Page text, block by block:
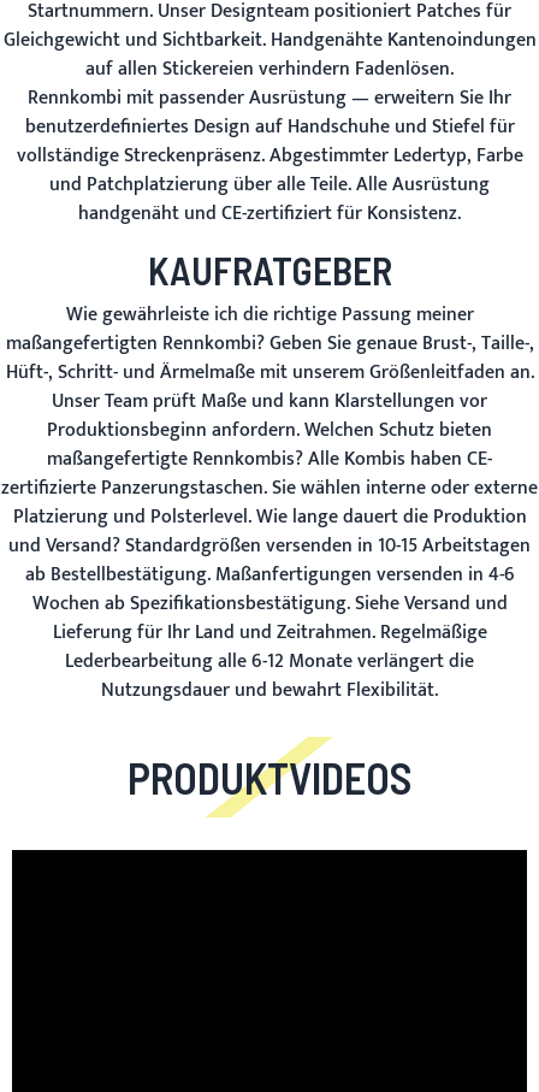
Startnummern. Unser Designteam positioniert Patches für
Gleichgewicht und Sichtbarkeit. Handgenähte Kantenoindungen
auf allen Stickereien verhindern Fadenlösen.
Rennkombi mit passender Ausrüstung— erweitern Sie Ihr
benutzerdefiniertes Design auf Handschuhe und Stiefel für
vollständige Streckenpräsenz. Abgestimmter Ledertyp, Farbe
und Patchplatzierung über alle Teile. Alle Ausrüstung
handgenäht und CE-zertifiziert für Konsistenz.
KAUFRATGEBER
Wie gewährleiste ich die richtige Passung meiner
maßangefertigten Rennkombi?Geben Sie genaue Brust-, Taille-,
Hüft-, Schritt- und Ärmelmaße mit unserem Größenleitfaden an.
Unser Team prüft Maße und kann Klarstellungen vor
Produktionsbeginn anfordern.Welchen Schutz bieten
maßangefertigte Rennkombis?Alle Kombis haben CE-
zertifizierte Panzerungstaschen. Sie wählen interne oder externe
Platzierung und Polsterlevel.Wie lange dauert die Produktion
und Versand?Standardgrößen versenden in 10-15 Arbeitstagen
ab Bestellbestätigung. Maßanfertigungen versenden in 4-6
Wochen ab Spezifikationsbestätigung. Siehe Versand und
Lieferung für Ihr Land und Zeitrahmen. Regelmäßige
Lederbearbeitung alle 6-12 Monate verlängert die
Nutzungsdauer und bewahrt Flexibilität.
PRODUKTVIDEOS